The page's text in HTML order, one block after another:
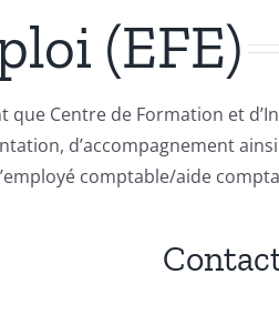
(EFE)
que Centre de Formation et
d’accompagnement
comptable/aide